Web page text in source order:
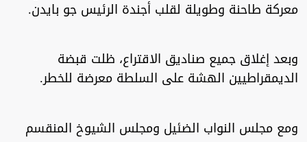
معركة طاحنة وطويلة لقلب أجندة الرئيس جو بايدن.
وبعد إغلاق جميع صناديق الاقتراع، ظلت قبضة
الديمقراطيين الهشة على السلطة معرضة للخطر.
ومع مجلس النواب الضئيل ومجلس الشيوخ المنقسم